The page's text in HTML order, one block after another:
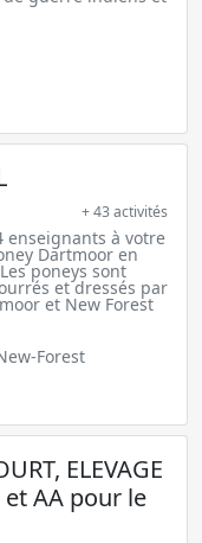
+ 43 activités
enseignants à votre
Dartmoor en
poneys sont
et dressés par
et New Forest
Forest
ELEVAGE
et AA pour le